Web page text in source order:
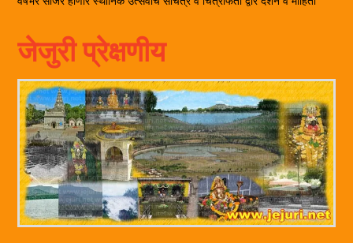
जेजुरी प्रेक्षणीय